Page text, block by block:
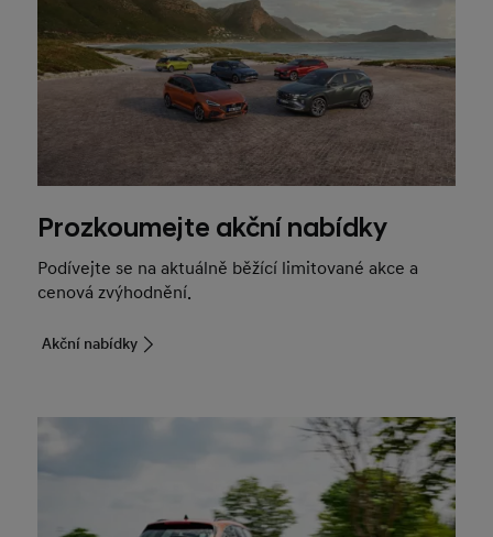
Prozkoumejte akční nabídky
Podívejte se na aktuálně běžící limitované akce a
cenová zvýhodnění.
Akční nabídky